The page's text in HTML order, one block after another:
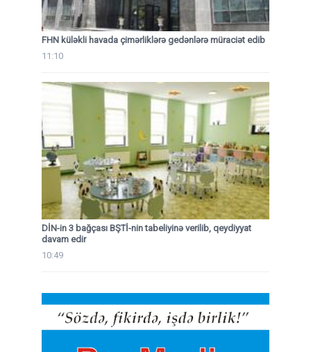
FHN küləkli havada çimərliklərə gedənlərə müraciət edib
11:10
DİN-in 3 bağçası BŞTİ-nin tabeliyinə verilib, qeydiyyat
davam edir
10:49